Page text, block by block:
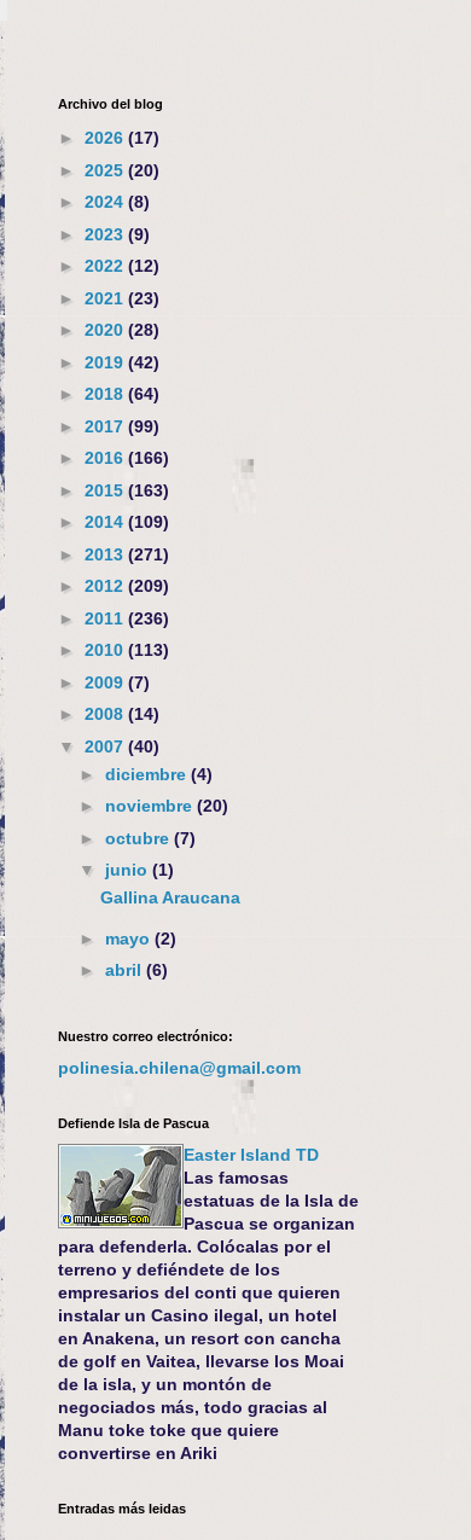
Archivo del blog
► 2026 (17)
► 2025 (20)
► 2024 (8)
► 2023 (9)
► 2022 (12)
► 2021 (23)
► 2020 (28)
► 2019 (42)
► 2018 (64)
► 2017 (99)
► 2016 (166)
► 2015 (163)
► 2014 (109)
► 2013 (271)
► 2012 (209)
► 2011 (236)
► 2010 (113)
► 2009 (7)
► 2008 (14)
▼ 2007 (40)
► diciembre (4)
► noviembre (20)
► octubre (7)
▼ junio (1)
Gallina Araucana
► mayo (2)
► abril (6)
Nuestro correo electrónico:
polinesia.chilena@gmail.com
Defiende Isla de Pascua
Easter Island TD
Las famosas
estatuas de la Isla de
Pascua se organizan
para defenderla. Colócalas por el
terreno y defiéndete de los
empresarios del conti que quieren
instalar un Casino ilegal, un hotel
en Anakena, un resort con cancha
de golf en Vaitea, llevarse los Moai
de la isla, y un montón de
negociados más, todo gracias al
Manu toke toke que quiere
convertirse en Ariki
Entradas más leidas